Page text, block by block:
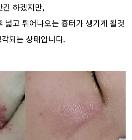
긴 하겠지만,
넓고 튀어나오는 흉터가 생기게 될것
되는 상태입니다.